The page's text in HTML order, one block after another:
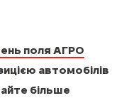
поля АГРО
автомобілів
більше